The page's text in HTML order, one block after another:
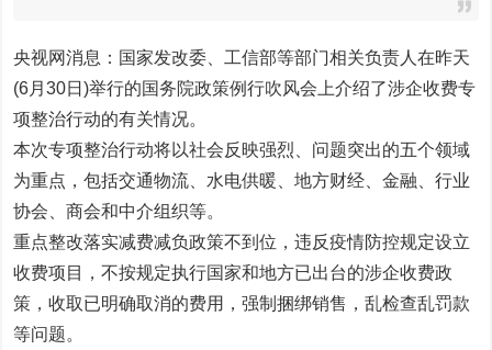
央视网消息：国家发改委、工信部等部门相关负责人在昨天
(6月30日)举行的国务院政策例行吹风会上介绍了涉企收费专
项整治行动的有关情况。
本次专项整治行动将以社会反映强烈、问题突出的五个领域
为重点，包括交通物流、水电供暖、地方财经、金融、行业
协会、商会和中介组织等。
重点整改落实减费减负政策不到位，违反疫情防控规定设立
收费项目，不按规定执行国家和地方已出台的涉企收费政
策，收取已明确取消的费用，强制捆绑销售，乱检查乱罚款
等问题。